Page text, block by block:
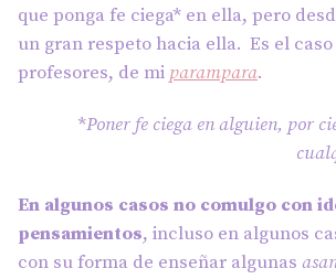
que ponga fe ciega* en ella, pero
un gran respeto hacia ella. Es el caso
profesores, de mi parampara.
*Poner fe ciega en alguien, por
En algunos casos no comulgo con
pensamientos, incluso en algunos
con su forma de enseñar algunas